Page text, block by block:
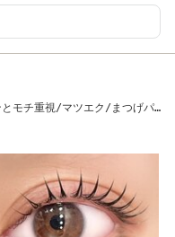
モチ重視/マツエク/まつげパ